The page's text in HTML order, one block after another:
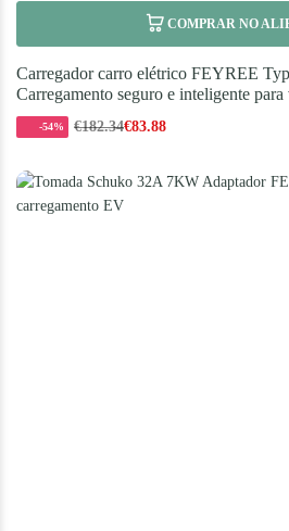
COMPRAR NO
Carregador carro elétrico FEYREE
Carregamento seguro e inteligente
-54% €182.34€83.88